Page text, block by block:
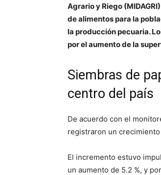
Agrario y Riego
de alimentos para la
la producción pecuaria.
por el aumento de la
Siembras de
centro del país
De acuerdo con el
registraron un
El incremento estuvo
un aumento de 5.2 %, y